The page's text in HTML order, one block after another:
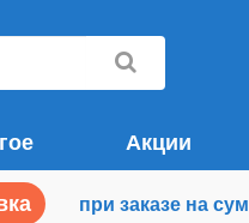
Акции
при заказе на